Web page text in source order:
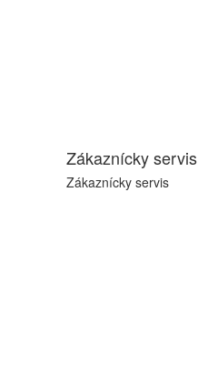
Zákaznícky servis
Zákaznícky servis